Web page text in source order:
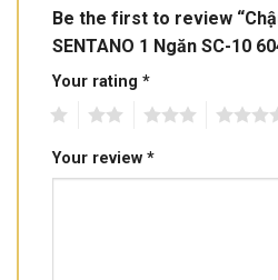
Be the first to review
SENTANO 1 Ngăn SC-10
Your rating *
Your review *